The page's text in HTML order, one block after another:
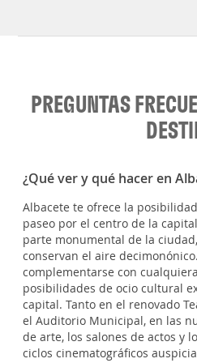
PREGUNTAS
¿Qué ver y qué hacer en
Albacete te ofrece la
paseo por el centro de la
parte monumental de la
conservan el aire
complementarse con
posibilidades de ocio cultural
capital. Tanto en el renovado
el Auditorio Municipal, en las
de arte, los salones de actos y
ciclos cinematográficos